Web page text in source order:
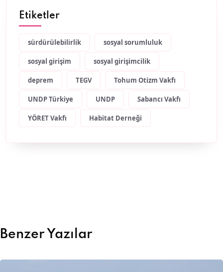
Etiketler
sürdürülebilirlik sosyal sorumluluk
sosyal girişim sosyal girişimcilik
deprem TEGV Tohum Otizm Vakfı
UNDP Türkiye UNDP Sabancı Vakfı
YÖRET Vakfı Habitat Derneği
Benzer Yazılar